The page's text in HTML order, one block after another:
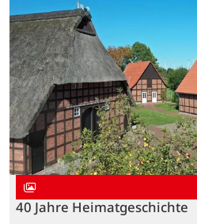
40 Jahre Heimatgeschichte